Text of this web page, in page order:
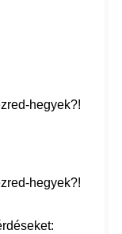
hegyek?!
hegyek?!